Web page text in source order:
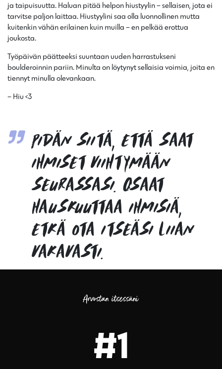
ja taipuisuutta. Haluan pitää helpon hiustyylin – sellaisen, jota ei
tarvitse paljon laittaa. Hiustyylini saa olla luonnollinen mutta
kuitenkin vähän erilainen kuin muilla – en pelkää erottua
joukosta.
Työpäivän päätteeksi suuntaan uuden harrastukseni
boulderoinnin pariin. Minulta on löytynyt sellaisia voimia, joita en
tiennyt minulla olevankaan.
– Hiu <3
Pidän siitä, että saat
ihmiset viihtymään
seurassasi. Osaat
hauskuuttaa ihmisiä,
etkä ota itseäsi liian
vakavasti.
Arvostan itsessäni
#1